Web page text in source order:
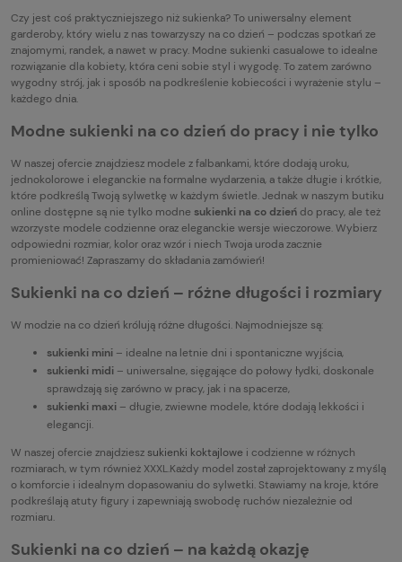
Czy jest coś praktyczniejszego niż sukienka? To uniwersalny element
garderoby, który wielu z nas towarzyszy na co dzień – podczas spotkań ze
znajomymi, randek, a nawet w pracy. Modne sukienki casualowe to idealne
rozwiązanie dla kobiety, która ceni sobie styl i wygodę. To zatem zarówno
wygodny strój, jak i sposób na podkreślenie kobiecości i wyrażenie stylu –
każdego dnia.
Modne sukienki na co dzień do pracy i nie tylko
W naszej ofercie znajdziesz modele z falbankami, które dodają uroku,
jednokolorowe i eleganckie na formalne wydarzenia, a także długie i krótkie,
które podkreślą Twoją sylwetkę w każdym świetle. Jednak w naszym butiku
online dostępne są nie tylko modne sukienki na co dzieńdo pracy, ale też
wzorzyste modele codzienne oraz eleganckie wersje wieczorowe. Wybierz
odpowiedni rozmiar, kolor oraz wzór i niech Twoja uroda zacznie
promieniować! Zapraszamy do składania zamówień!
Sukienki na co dzień – różne długości i rozmiary
W modzie na co dzień królują różne długości. Najmodniejsze są:
sukienki mini – idealne na letnie dni i spontaniczne wyjścia,
sukienki midi – uniwersalne, sięgające do połowy łydki, doskonale
sprawdzają się zarówno w pracy, jak i na spacerze,
sukienki maxi – długie, zwiewne modele, które dodają lekkości i
elegancji.
W naszej ofercie znajdzieszsukienki koktajlowe i codzienne w różnych
rozmiarach, w tym również XXXL.Każdy model został zaprojektowany z myślą
o komforcie i idealnym dopasowaniu do sylwetki. Stawiamy na kroje, które
podkreślają atuty figury i zapewniają swobodę ruchów niezależnie od
rozmiaru.
Sukienki na co dzień – na każdą okazję